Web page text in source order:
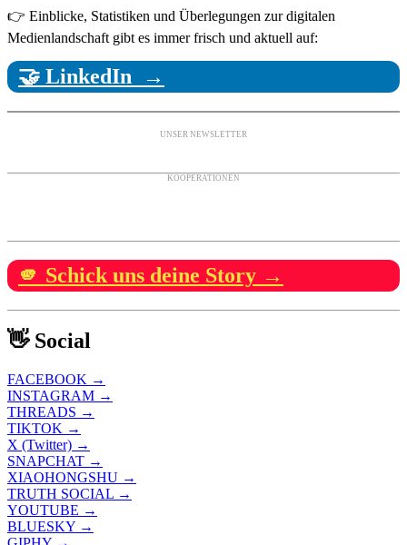
👉 Einblicke, Statistiken und Überlegungen zur digitalen
Medienlandschaft gibt es immer frisch und aktuell auf:
🤝 LinkedIn →
UNSER NEWSLETTER
KOOPERATIONEN
🫵 Schick uns deine Story →
👋 Social
FACEBOOK →
INSTAGRAM →
THREADS →
TIKTOK →
X (Twitter) →
SNAPCHAT →
XIAOHONGSHU →
TRUTH SOCIAL →
YOUTUBE →
BLUESKY →